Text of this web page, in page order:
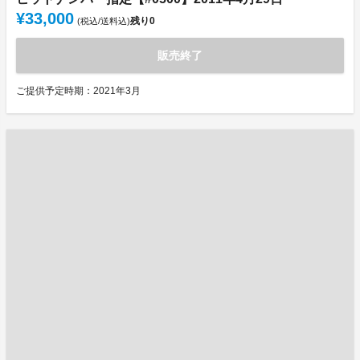
¥33,000 (税込/送料込)残り0
販売終了
ご提供予定時期：2021年3月